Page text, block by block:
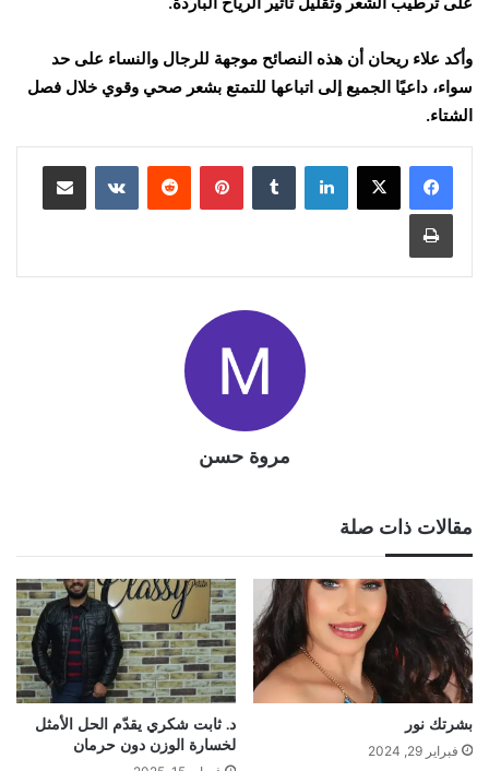
وأكد علاء ريحان أن هذه النصائح موجهة للرجال والنساء على حد
سواء، داعيًا الجميع إلى اتباعها للتمتع بشعر صحي وقوي خلال فصل
الشتاء.
لينكدإن بينتيريست مشاركة عبر البريد
طباعة
مروة حسن
مقالات ذات صلة
بشرتك نور
فبراير 29, 2024
د. ثابت شكري يقدّم الحل الأمثل
لخسارة الوزن دون حرمان